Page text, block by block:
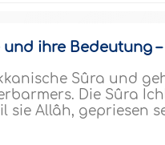
ihre Bedeutung –
Sûra und
Die Sûra
sie Allâh, gepriesen